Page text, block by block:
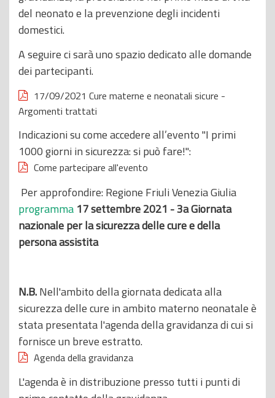
del neonato e la prevenzione degli incidenti
domestici.
A seguire ci sarà uno spazio dedicato alle domande
dei partecipanti.
17/09/2021 Cure materne e neonatali sicure -
Argomenti trattati
Indicazioni su come accedere all’evento "I primi
1000 giorni in sicurezza: si può fare!":
Come partecipare all'evento
Per approfondire: Regione Friuli Venezia Giulia
programma 17 settembre 2021 - 3a Giornata
nazionale per la sicurezza delle cure e della
persona assistita
N.B.Nell'ambito della giornata dedicata alla
sicurezza delle cure in ambito materno neonatale è
stata presentata l'agenda della gravidanza di cui si
fornisce un breve estratto.
Agenda della gravidanza
L'agenda è in distribuzione presso tutti i punti di